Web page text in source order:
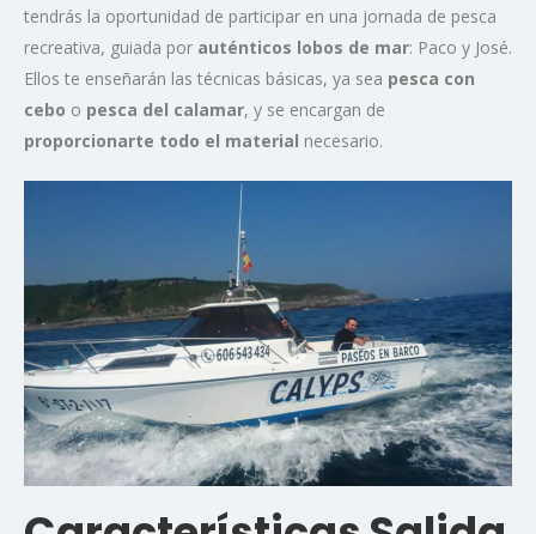
tendrás la oportunidad de participar en una jornada de pesca
recreativa, guiada por auténticos lobos de mar: Paco y José.
Ellos te enseñarán las técnicas básicas, ya sea pesca con
cebo o pesca del calamar, y se encargan de
proporcionarte todo el material necesario.